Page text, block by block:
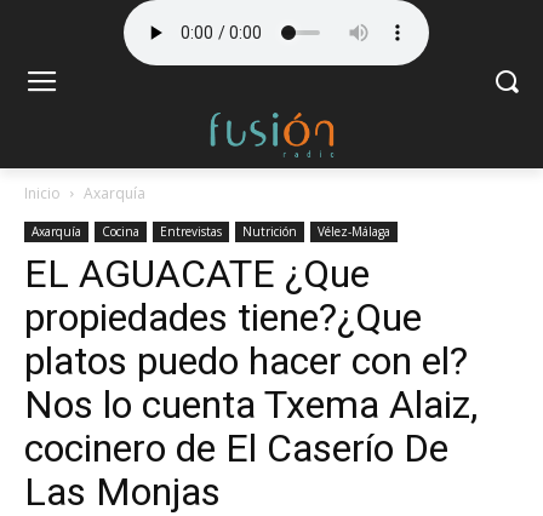
Inicio Axarquía
Axarquía Cocina Entrevistas Nutrición Vélez-Málaga
EL AGUACATE ¿Que
propiedades tiene?¿Que
platos puedo hacer con el?
Nos lo cuenta Txema Alaiz,
cocinero de El Caserío De
Las Monjas